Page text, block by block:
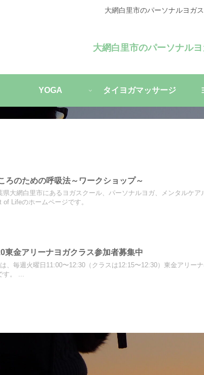
大網白里市のパーソナルヨガ
大網白里市のパーソナル
YOGA タイヨガマッサージ
ろのための呼吸法～ワークショップ～
県大網白里市にあるヨガスクール、パーソナルヨガ、メンタルケア
of Lifeのホームページです。
東金アリーナヨガクラス参加者募集中
、毎週火曜日11:00〜12:30（クラスは12:15〜12:30）東金アリー
す。 ...